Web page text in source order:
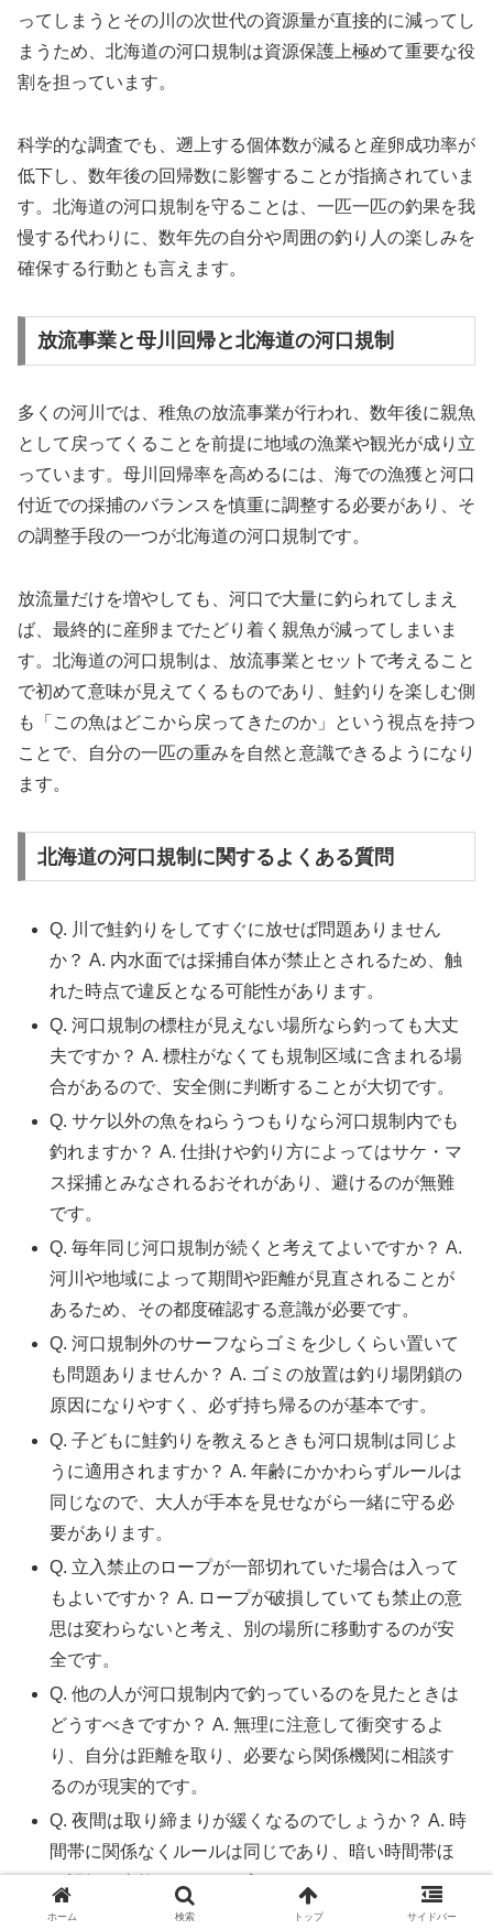
ってしまうとその川の次世代の資源量が直接的に減ってし
まうため、北海道の河口規制は資源保護上極めて重要な役
割を担っています。
科学的な調査でも、遡上する個体数が減ると産卵成功率が
低下し、数年後の回帰数に影響することが指摘されていま
す。北海道の河口規制を守ることは、一匹一匹の釣果を我
慢する代わりに、数年先の自分や周囲の釣り人の楽しみを
確保する行動とも言えます。
放流事業と母川回帰と北海道の河口規制
多くの河川では、稚魚の放流事業が行われ、数年後に親魚
として戻ってくることを前提に地域の漁業や観光が成り立
っています。母川回帰率を高めるには、海での漁獲と河口
付近での採捕のバランスを慎重に調整する必要があり、そ
の調整手段の一つが北海道の河口規制です。
放流量だけを増やしても、河口で大量に釣られてしまえ
ば、最終的に産卵までたどり着く親魚が減ってしまいま
す。北海道の河口規制は、放流事業とセットで考えること
で初めて意味が見えてくるものであり、鮭釣りを楽しむ側
も「この魚はどこから戻ってきたのか」という視点を持つ
ことで、自分の一匹の重みを自然と意識できるようになり
ます。
北海道の河口規制に関するよくある質問
Q. 川で鮭釣りをしてすぐに放せば問題ありません
か？ A. 内水面では採捕自体が禁止とされるため、触
れた時点で違反となる可能性があります。
Q. 河口規制の標柱が見えない場所なら釣っても大丈
夫ですか？ A. 標柱がなくても規制区域に含まれる場
合があるので、安全側に判断することが大切です。
Q. サケ以外の魚をねらうつもりなら河口規制内でも
釣れますか？ A. 仕掛けや釣り方によってはサケ・マ
ス採捕とみなされるおそれがあり、避けるのが無難
です。
Q. 毎年同じ河口規制が続くと考えてよいですか？ A.
河川や地域によって期間や距離が見直されることが
あるため、その都度確認する意識が必要です。
Q. 河口規制外のサーフならゴミを少しくらい置いて
も問題ありませんか？ A. ゴミの放置は釣り場閉鎖の
原因になりやすく、必ず持ち帰るのが基本です。
Q. 子どもに鮭釣りを教えるときも河口規制は同じよ
うに適用されますか？ A. 年齢にかかわらずルールは
同じなので、大人が手本を見せながら一緒に守る必
要があります。
Q. 立入禁止のロープが一部切れていた場合は入って
もよいですか？ A. ロープが破損していても禁止の意
思は変わらないと考え、別の場所に移動するのが安
全です。
Q. 他の人が河口規制内で釣っているのを見たときは
どうすべきですか？ A. 無理に注意して衝突するよ
り、自分は距離を取り、必要なら関係機関に相談す
るのが現実的です。
Q. 夜間は取り締まりが緩くなるのでしょうか？ A. 時
間帯に関係なくルールは同じであり、暗い時間帯ほ
ど誤解や事故のリスクも高まります。
Q. 規制違反をしてしまった場合、知らなかったで済
ホーム 検索 トップ サイドバー